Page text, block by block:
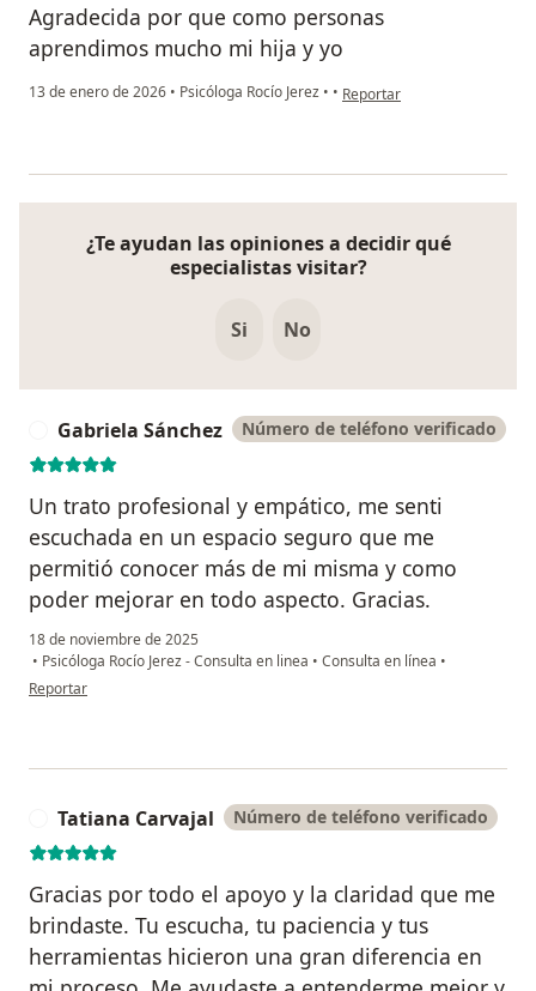
Agradecida por que como personas
aprendimos mucho mi hija y yo
13 de enero de 2026 • Psicóloga Rocío Jerez • • en opinión del usuario
Reportar
¿Te ayudan las opiniones a decidir qué
especialistas visitar?
Si No
Gabriela Sánchez Número de teléfono verificado
Un trato profesional y empático, me senti
escuchada en un espacio seguro que me
permitió conocer más de mi misma y como
poder mejorar en todo aspecto. Gracias.
18 de noviembre de 2025
• Psicóloga Rocío Jerez - Consulta en linea • Consulta en línea •
en opinión del usuario Gabriela Sánchez
Reportar
Tatiana Carvajal Número de teléfono verificado
Gracias por todo el apoyo y la claridad que me
brindaste. Tu escucha, tu paciencia y tus
herramientas hicieron una gran diferencia en